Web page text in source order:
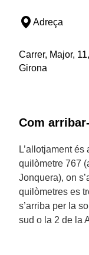
Adreça
Carrer, Major,
Girona
Com
L’allotjament és
quilòmetre 767
Jonquera), on
quilòmetres es
s’arriba per la
sud o la 2 de la